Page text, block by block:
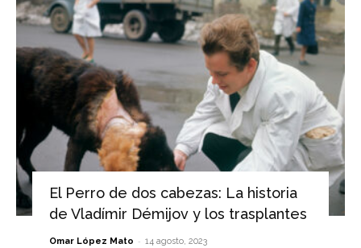
El Perro de dos cabezas: La historia
de Vladímir Démijov y los trasplantes
Omar López Mato - 14 agosto, 2023